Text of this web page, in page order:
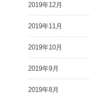
2019年12月
2019年11月
2019年10月
2019年9月
2019年8月